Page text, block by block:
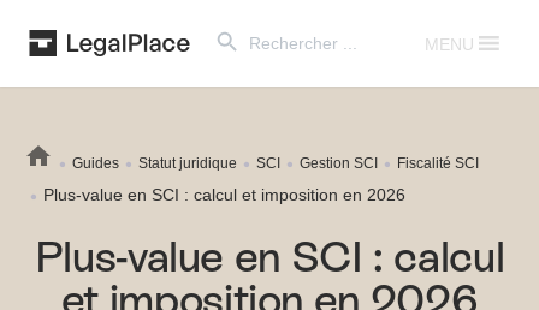
for:
MENU
Guides Statut juridique SCI Gestion SCI Fiscalité SCI
Plus-value en SCI : calcul et imposition en 2026
Plus-value en SCI : calcul
et imposition en 2026